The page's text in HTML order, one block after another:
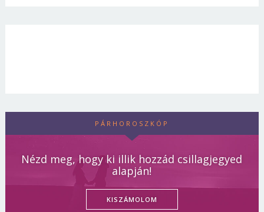
PÁRHOROSZKÓP
Nézd meg, hogy ki illik hozzád csillagjegyed
alapján!
KISZÁMOLOM